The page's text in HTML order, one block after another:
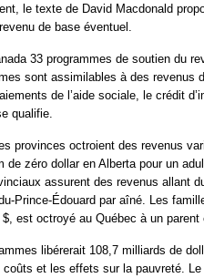
le texte de David Macdonald
de base éventuel.
33 programmes de soutien du
sont assimilables à des revenus
de l’aide sociale, le crédit
qualifie.
provinces octroient des revenus
de zéro dollar en Alberta pour un
assurent des revenus allant
Prince-Édouard par aîné. Les
est octroyé au Québec à un
libérerait 108,7 milliards de
coûts et les effets sur la pauvreté.